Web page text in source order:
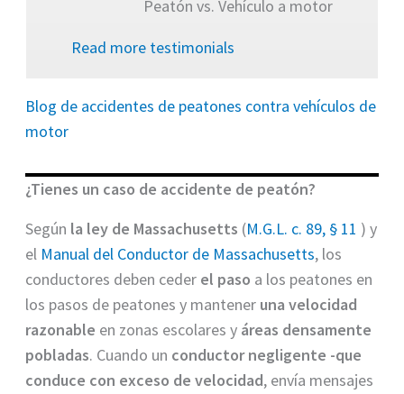
Peatón vs. Vehículo a motor
Read more testimonials
Blog de accidentes de peatones contra vehículos de
motor
¿Tienes un caso de accidente de peatón?
Según la ley de Massachusetts (M.G.L. c. 89, § 11 ) y
el Manual del Conductor de Massachusetts, los
conductores deben ceder el paso a los peatones en
los pasos de peatones y mantener una velocidad
razonable en zonas escolares y áreas densamente
pobladas. Cuando un conductor negligente -que
conduce con exceso de velocidad, envía mensajes